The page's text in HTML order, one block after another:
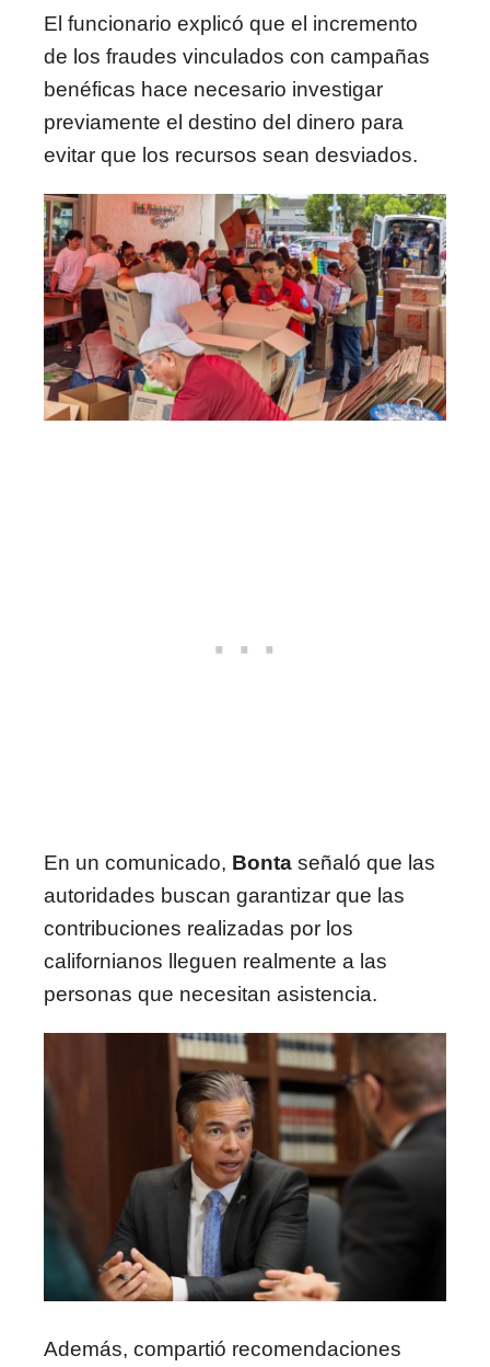
El funcionario explicó que el incremento
de los fraudes vinculados con campañas
benéficas hace necesario investigar
previamente el destino del dinero para
evitar que los recursos sean desviados.
En un comunicado, Bonta señaló que las
autoridades buscan garantizar que las
contribuciones realizadas por los
californianos lleguen realmente a las
personas que necesitan asistencia.
Además, compartió recomendaciones